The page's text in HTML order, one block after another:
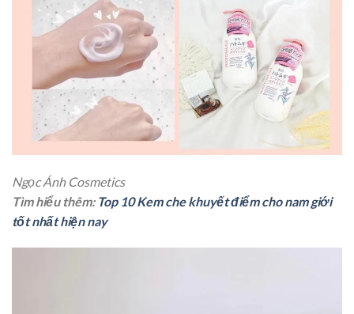
Ngọc Ánh Cosmetics
Tìm hiểu thêm: Top 10 Kem che khuyết điểm cho nam giới
tốt nhất hiện nay